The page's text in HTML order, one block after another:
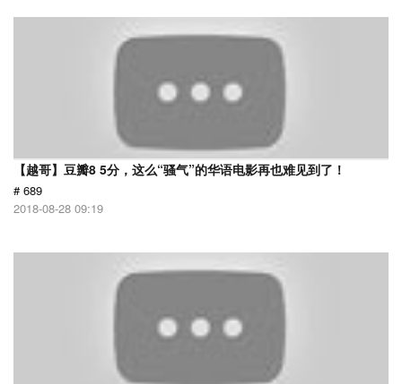
【越哥】豆瓣8 5分，这么“骚气”的华语电影再也难见到了！
# 689
2018-08-28 09:19